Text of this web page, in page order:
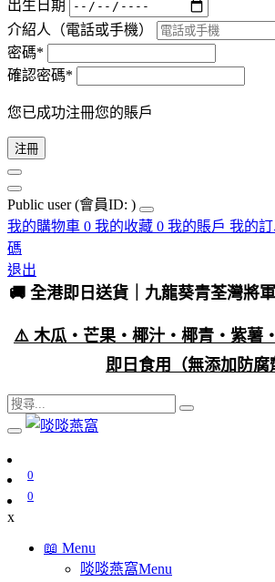
出生日期
介紹人（電話或手機）
密碼*
確認密碼*
您已成功注冊您的賬戶
注冊
Public user (會員ID: )
我的購物車 0 我的收藏 0 我的賬戶 我的
碼
退出
🚚 全港即日送貨｜九龍葵青荃灣將
⚠️ 木瓜・芒果・椰汁・椰青・紫薯
即日食用（無添加防腐
0
0
x
📖 Menu
啖啖燕窩Menu